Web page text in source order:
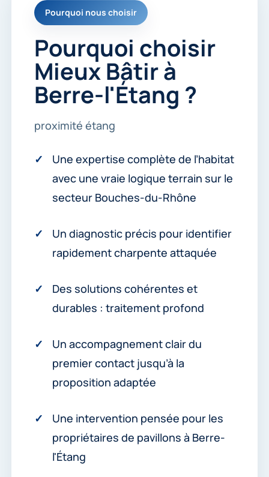
Pourquoi nous choisir
Pourquoi choisir
Mieux Bâtir à
Berre-l'Étang ?
proximité étang
Une expertise complète de l’habitat
avec une vraie logique terrain sur le
secteur Bouches-du-Rhône
Un diagnostic précis pour identifier
rapidement charpente attaquée
Des solutions cohérentes et
durables : traitement profond
Un accompagnement clair du
premier contact jusqu’à la
proposition adaptée
Une intervention pensée pour les
propriétaires de pavillons à Berre-
l'Étang